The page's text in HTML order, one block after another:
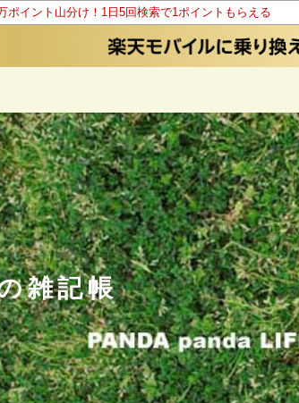
ポイント山分け！1日5回検索で1ポイントもらえる
雑記帳